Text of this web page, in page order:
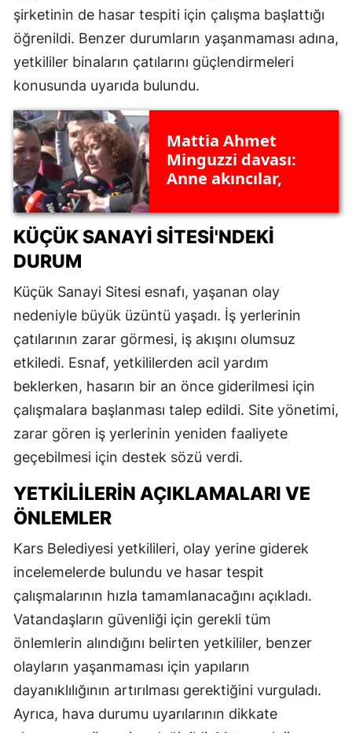
şirketinin de hasar tespiti için çalışma başlattığı
öğrenildi. Benzer durumların yaşanmaması adına,
yetkililer binaların çatılarını güçlendirmeleri
konusunda uyarıda bulundu.
Mattia Ahmet
Minguzzi davası:
Anne akıncılar,
KÜÇÜK SANAYI SITESI'NDEKI
DURUM
Küçük Sanayi Sitesi esnafı, yaşanan olay
nedeniyle büyük üzüntü yaşadı. İş yerlerinin
çatılarının zarar görmesi, iş akışını olumsuz
etkiledi. Esnaf, yetkililerden acil yardım
beklerken, hasarın bir an önce giderilmesi için
çalışmalara başlanması talep edildi. Site yönetimi,
zarar gören iş yerlerinin yeniden faaliyete
geçebilmesi için destek sözü verdi.
YETKILILERIN AÇIKLAMALARI VE
ÖNLEMLER
Kars Belediyesi yetkilileri, olay yerine giderek
incelemelerde bulundu ve hasar tespit
çalışmalarının hızla tamamlanacağını açıkladı.
Vatandaşların güvenliği için gerekli tüm
önlemlerin alındığını belirten yetkililer, benzer
olayların yaşanmaması için yapıların
dayanıklılığının artırılması gerektiğini vurguladı.
Ayrıca, hava durumu uyarılarının dikkate